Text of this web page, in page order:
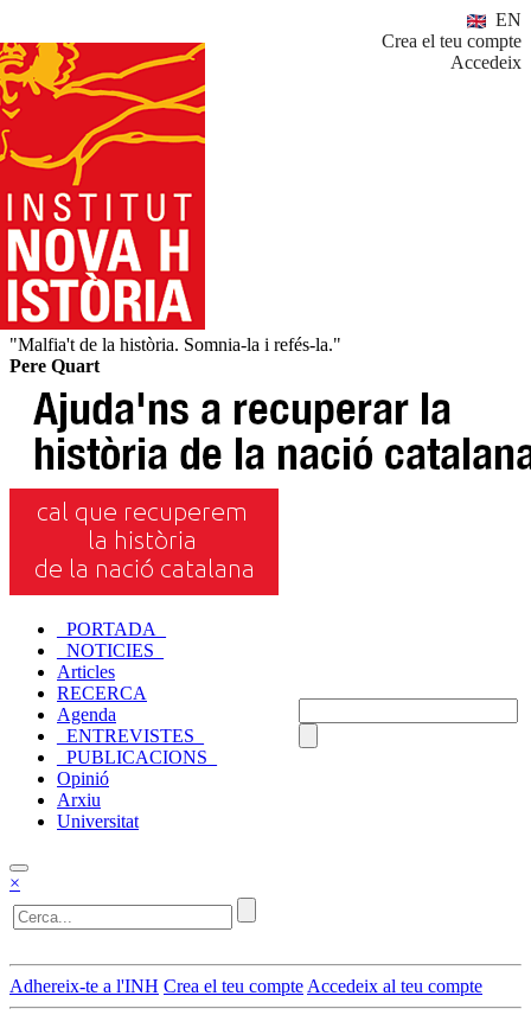
EN
Crea el teu compte
Accedeix
"Malfia't de la història. Somnia-la i refés-la."
Pere Quart
_PORTADA_
_NOTICIES_
Articles
RECERCA
Agenda
_ENTREVISTES_
_PUBLICACIONS_
Opinió
Arxiu
Universitat
×
Adhereix-te a l'INH Crea el teu compte Accedeix al teu compte